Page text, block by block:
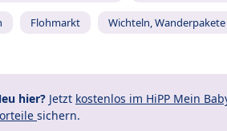
Flohmarkt Wichteln, Wanderpakete
hier? Jetzt kostenlos im HiPP Mein
sichern.